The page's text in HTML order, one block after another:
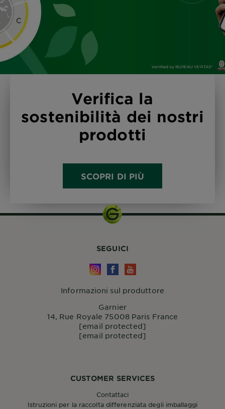
Verifica la
sostenibilità dei nostri
prodotti
SCOPRI DI PIÙ
CUSTOMER SERVICES
Contattaci
Istruzioni per la raccolta differenziata degli imballaggi
SEGUICI
Informazioni sul produttore
Garnier
14, Rue Royale 75008 Paris France
[email protected]
[email protected]